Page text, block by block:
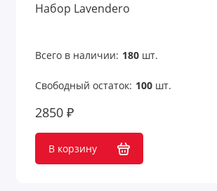
Набор Lavendero
Всего в наличии: 180шт.
Свободный остаток: 100шт.
2850 ₽
В корзину